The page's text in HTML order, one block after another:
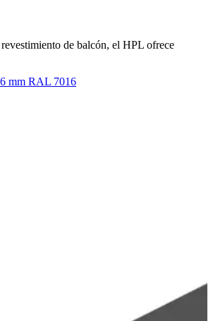
de balcón, el HPL ofrece
mm RAL 7016